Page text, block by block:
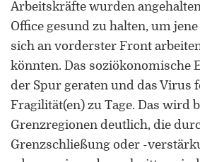
Arbeitskräfte wurden
Office gesund zu halten, um
sich an vorderster Front
könnten. Das soziökonomische
der Spur geraten und das Virus
Fragilität(en) zu Tage. Das wird
Grenzregionen deutlich, die
Grenzschließung oder -